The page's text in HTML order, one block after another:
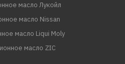
масло Лукойл
масло Nissan
масло Liqui Moly
масло ZIC